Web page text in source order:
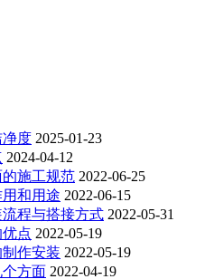
度 2025-01-23
2024-04-12
施工规范 2022-06-25
和用途 2022-06-15
程与搭接方式 2022-05-31
点 2022-05-19
作安装 2022-05-19
方面 2022-04-19